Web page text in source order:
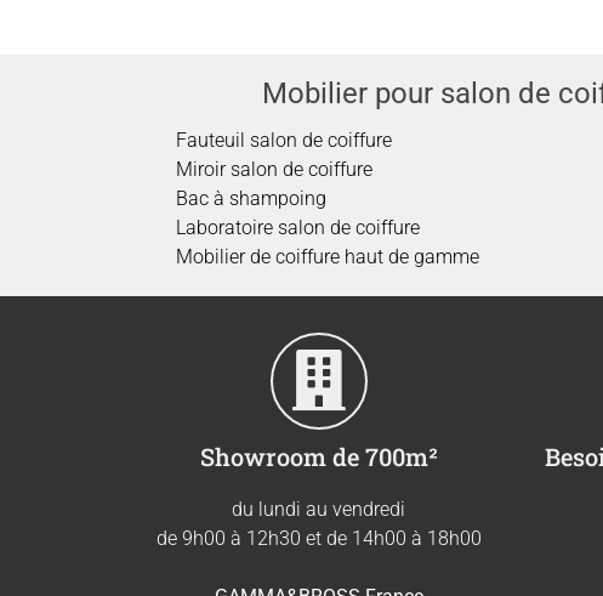
Mobilier pour salon de
Fauteuil salon de coiffure
Miroir salon de coiffure
Bac à shampoing
Laboratoire salon de coiffure
Mobilier de coiffure haut de gamme
Showroom de 700m²
du lundi au vendredi
de 9h00 à 12h30 et de 14h00 à 18h00